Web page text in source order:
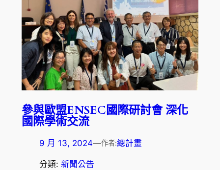
參與歐盟ENSEC國際研討會 深化
國際學術交流
9 月 13, 2024—作者:總計畫
分類: 新聞公告